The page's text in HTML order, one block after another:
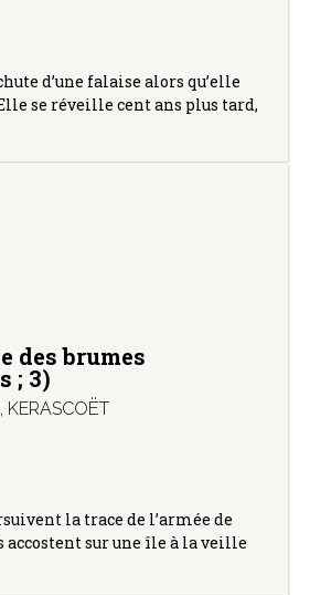
d’une falaise alors qu’elle
se réveille cent ans plus tard,
des brumes
; 3)
, KERASCOËT
la trace de l’armée de
accostent sur une île à la veille